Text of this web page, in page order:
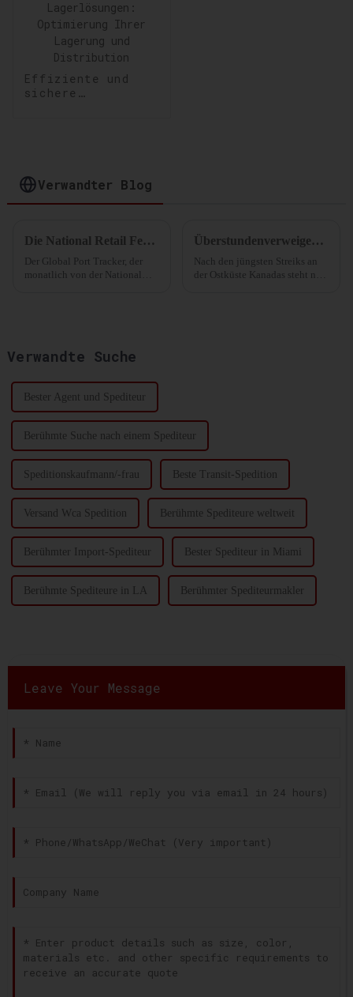
Effiziente und
sichere
Verwandter Blog
Die National Retail Federation (NRF) hat ihre Importerwartungen für das erste Halbjahr 2024 in den Vereinigten Staaten deutlich angehoben
Der Global Port Tracker, der
monatlich von der National
ersten Hälfte dieses Jahres ...
Überstundenverweigerung! Nordamerikas größter Hafen tritt in einen „unbefristeten Streik“! Steigen die transatlantischen Frachtraten?
Nach den jüngsten Streiks an
der Ostküste Kanadas steht nun
Verwandte Suche
Bester Agent und Spediteur
Berühmte Suche nach einem Spediteur
Speditionskaufmann/-frau Beste Transit-Spedition
Versand Wca Spedition Berühmte Spediteure weltweit
Berühmter Import-Spediteur Bester Spediteur in Miami
Berühmte Spediteure in LA Berühmter Spediteurmakler
Leave Your Message